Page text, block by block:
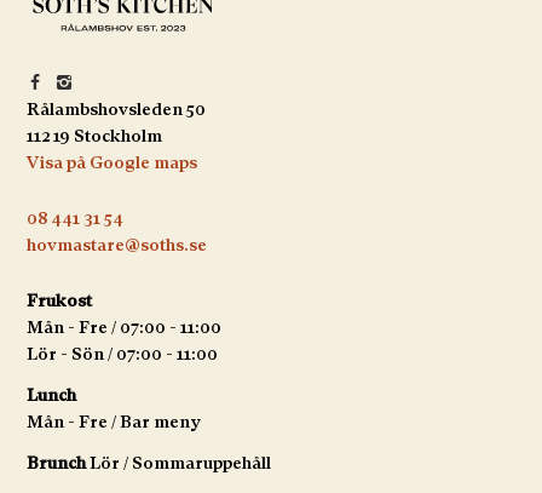
Rålambshovsleden 50
112 19 Stockholm
Visa på Google maps
08 441 31 54
hovmastare@soths.se
Frukost
Mån - Fre / 07:00 - 11:00
Lör - Sön / 07:00 - 11:00
Lunch
Mån - Fre / Bar meny
BrunchLör / Sommaruppehåll